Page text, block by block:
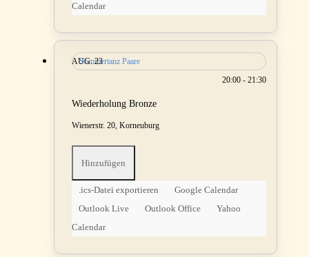
Calendar
Sommertanz Paare
AUG.23
20:00 - 21:30
Wiederholung Bronze
Wienerstr. 20, Korneuburg
Hinzufügen
.ics-Datei exportieren
Google Calendar
Outlook Live
Outlook Office
Yahoo
Calendar